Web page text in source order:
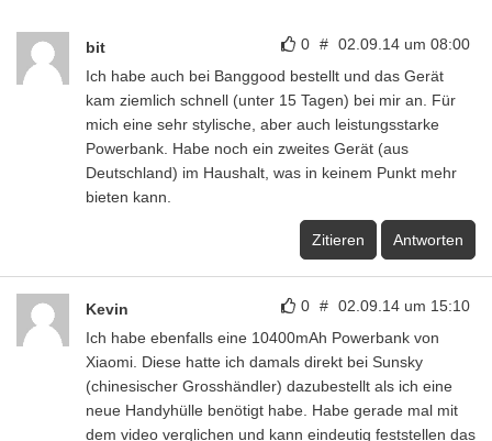
0 # 02.09.14 um 08:00
bit
Ich habe auch bei Banggood bestellt und das Gerät
kam ziemlich schnell (unter 15 Tagen) bei mir an. Für
mich eine sehr stylische, aber auch leistungsstarke
Powerbank. Habe noch ein zweites Gerät (aus
Deutschland) im Haushalt, was in keinem Punkt mehr
bieten kann.
Zitieren Antworten
0 # 02.09.14 um 15:10
Kevin
Ich habe ebenfalls eine 10400mAh Powerbank von
Xiaomi. Diese hatte ich damals direkt bei Sunsky
(chinesischer Grosshändler) dazubestellt als ich eine
neue Handyhülle benötigt habe. Habe gerade mal mit
dem video verglichen und kann eindeutig feststellen das